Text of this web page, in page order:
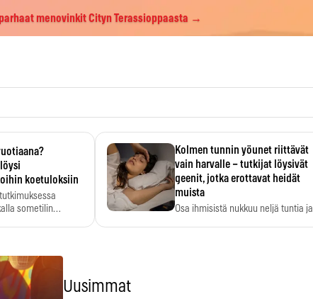
menovinkit Cityn Terassioppaasta →
koetuloksiin
sometilin…
Kolmen tunnin yöunet riittävät
vain harvalle – tutkijat löysivät
geenit, jotka erottavat heidät
muista
Osa ihmisistä nukkuu neljä tuntia ja
Uusimmat